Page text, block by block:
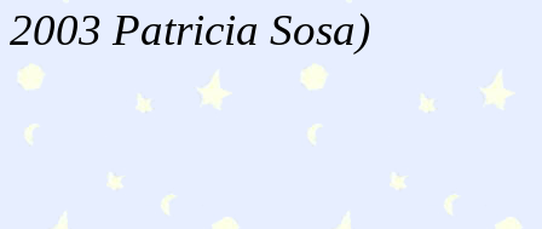
2003 Patricia Sosa)